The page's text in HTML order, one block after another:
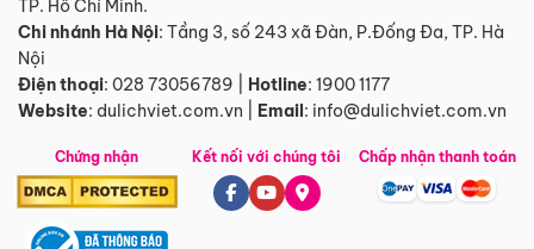
TP. Hồ Chí Minh.
Chi nhánh Hà Nội: Tầng 3, số 243 xã Đàn, P.Đống Đa, TP. Hà
Nội
Điện thoại: 028 73056789 Hotline: 1900 1177
Website: dulichviet.com.vn Email: info@dulichviet.com.vn
Chứng nhận Kết nối với chúng tôi Chấp nhận thanh toán